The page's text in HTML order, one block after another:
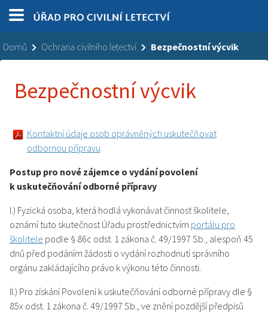
Domů Ochrana civilního letectví Bezpečnostní výcvik
Bezpečnostní výcvik
Kontaktní údaje osob oprávněných uskutečňovat
odbornou přípravu
Postup pro nové zájemce o vydání povolení
k uskutečňování odborné přípravy
I.) Fyzická osoba, která hodlá vykonávat činnost školitele,
oznámí tuto skutečnost Úřadu prostřednictvím portálu pro
školitele podle § 86c odst. 1 zákona č. 49/1997 Sb., alespoň 45
dnů před podáním žádosti o vydání rozhodnutí správního
orgánu zakládajícího právo k výkonu této činnosti.
II.) Pro získání Povolení k uskutečňování odborné přípravy dle §
85x odst. 1 zákona č. 49/1997 Sb., ve znění pozdější předpisů